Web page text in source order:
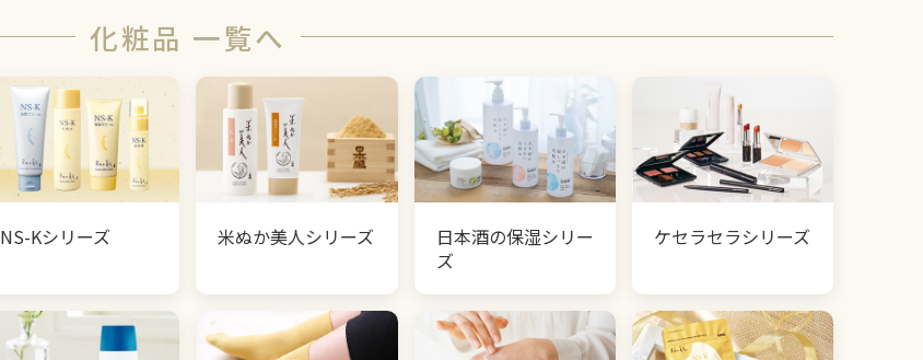
化粧品 一覧へ
NS-Kシリーズ 米ぬか美人シリーズ
日本酒の保湿シリー
ズ
ケセラセラシリーズ